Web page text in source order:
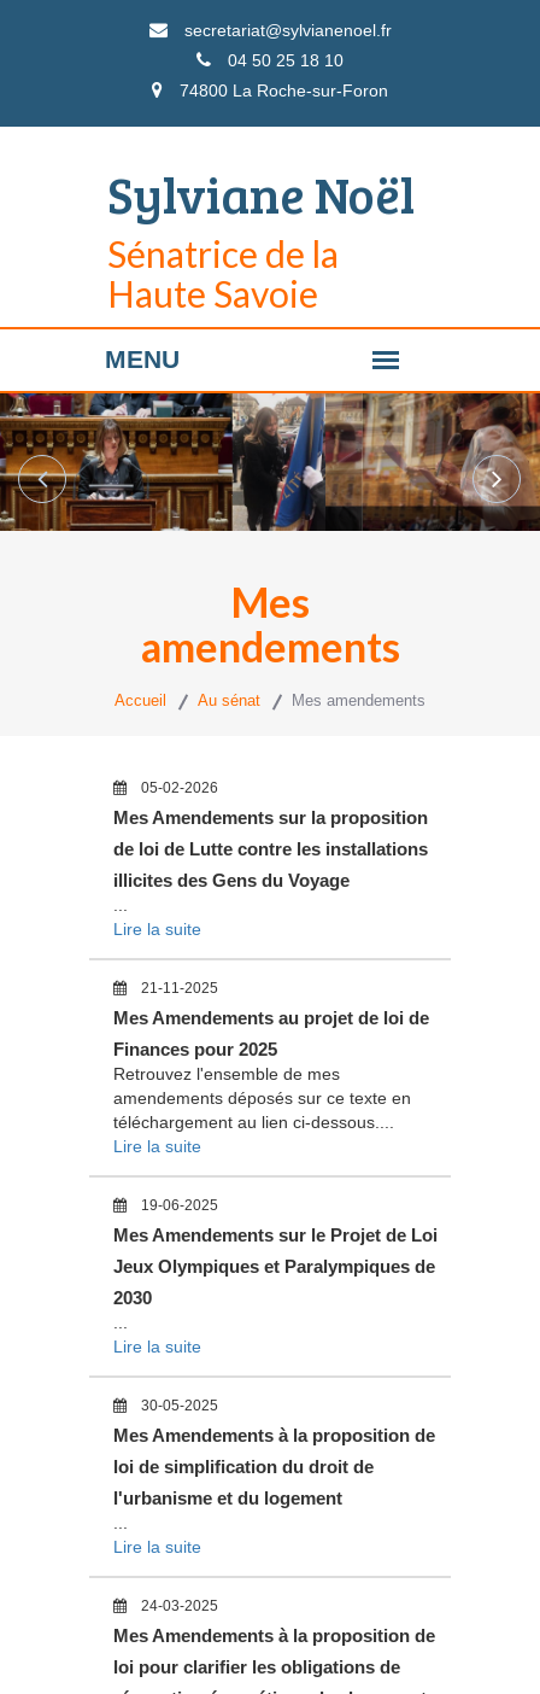
secretariat@sylvianenoel.fr
04 50 25 18 10
74800 La Roche-sur-Foron
Sylviane Noël
Sénatrice de la
Haute Savoie
Mes
amendements
Accueil Au sénat Mes amendements
05-02-2026
Mes Amendements sur la proposition
de loi de Lutte contre les installations
illicites des Gens du Voyage
Lire la suite
21-11-2025
Mes Amendements au projet de loi de
Finances pour 2025
Retrouvez l'ensemble de mes
amendements déposés sur ce texte en
téléchargement au lien ci-dessous....
Lire la suite
19-06-2025
Mes Amendements sur le Projet de Loi
Jeux Olympiques et Paralympiques de
2030
Lire la suite
30-05-2025
Mes Amendements à la proposition de
loi de simplification du droit de
l'urbanisme et du logement
Lire la suite
24-03-2025
Mes Amendements à la proposition de
loi pour clarifier les obligations de